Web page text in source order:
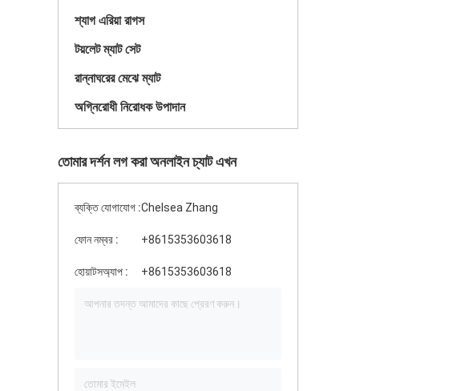
শ্যাগ এরিয়া রাগস
টয়লেট ম্যাট সেট
রান্নাঘরের মেঝে ম্যাট
অগ্নিরোধী নিরোধক উপাদান
তোমার দর্শন লগ করা অনলাইন চ্যাট এখন
ব্যক্তি যোগাযোগ :Chelsea Zhang
ফোন নম্বর : +8615353603618
হোয়াটসঅ্যাপ : +8615353603618